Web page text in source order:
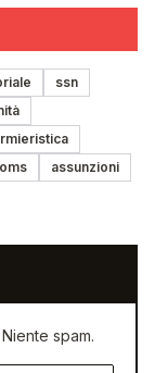
ssn
oms
assunzioni
spam.